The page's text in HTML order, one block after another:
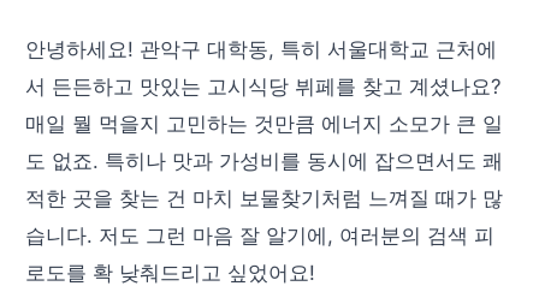
안녕하세요! 관악구 대학동, 특히 서울대학교 근처에
서 든든하고 맛있는 고시식당 뷔페를 찾고 계셨나요?
매일 뭘 먹을지 고민하는 것만큼 에너지 소모가 큰 일
도 없죠. 특히나 맛과 가성비를 동시에 잡으면서도 쾌
적한 곳을 찾는 건 마치 보물찾기처럼 느껴질 때가 많
습니다. 저도 그런 마음 잘 알기에, 여러분의 검색 피
로도를 확 낮춰드리고 싶었어요!